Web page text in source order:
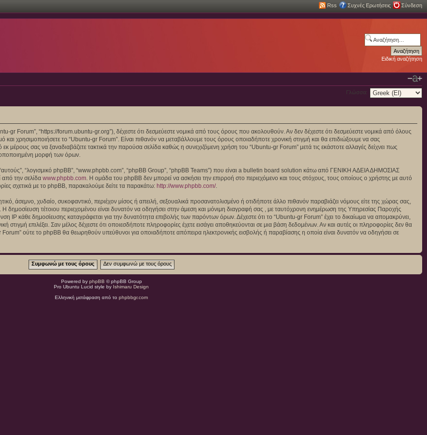
Rss Συχνές Ερωτήσεις Σύνδεση
Ειδική αναζήτηση
Γλώσσα:
gr Forum”, “https://forum.ubuntu-gr.org”), δέχεστε ότι δεσμεύεστε νομικά από τους όρους που ακολουθούν. Αν δεν δέχεστε ότι δεσμεύεστε νομικά από όλους
χρησιμοποιήσετε το “Ubuntu-gr Forum”. Είναι πιθανόν να μεταβάλλουμε τους όρους οποιαδήποτε χρονική στιγμή και θα επιδιώξουμε να σας
σας να ξαναδιαβάζετε τακτικά την παρούσα σελίδα καθώς η συνεχιζόμενη χρήση του “Ubuntu-gr Forum” μετά τις εκάστοτε αλλαγές δείχνει πως
μορφή των όρων.
“αυτούς”, “λογισμικό phpBB”, “www.phpbb.com”, “phpBB Group”, “phpBB Teams”) που είναι a bulletin board solution κάτω από ΓΕΝΙΚΗ ΑΔΕΙΑ ΔΗΜΟΣΙΑΣ
από την σελίδα www.phpbb.com . Η ομάδα του phpBB δεν μπορεί να ασκήσει την επιρροή στο περιεχόμενο και τους στόχους, τους οποίους ο χρήστης με αυτό
σχετικά με το phpBB, παρακαλούμε δείτε τα παρακάτω: http://www.phpbb.com/.
άσεμνο, χυδαίο, συκοφαντικό, περιέχον μίσος ή απειλή, σεξουαλικά προσανατολισμένο ή οτιδήποτε άλλο πιθανόν παραβιάζει νόμους είτε της χώρας σας,
Η δημοσίευση τέτοιου περιεχομένου είναι δυνατόν να οδηγήσει στην άμεση και μόνιμη διαγραφή σας , με ταυτόχρονη ενημέρωση της Υπηρεσίας Παροχής
IP κάθε δημοσίευσης καταγράφεται για την δυνατότητα επιβολής των παρόντων όρων. Δέχεστε ότι το “Ubuntu-gr Forum” έχει το δικαίωμα να απομακρύνει,
στιγμή επιλέξει. Σαν μέλος δέχεστε ότι οποιεσδήποτε πληροφορίες έχετε εισάγει αποθηκεύονται σε μια βάση δεδομένων. Αν και αυτές οι πληροφορίες δεν θα
ούτε το phpBB θα θεωρηθούν υπεύθυνοι για οποιαδήποτε απόπειρα ηλεκτρονικής εισβολής ή παραβίασης η οποία είναι δυνατόν να οδηγήσει σε
Powered by phpBB © phpBB Group
Pro Ubuntu Lucid style by Ishimaru Design
Ελληνική μετάφραση από το phpbbgr.com